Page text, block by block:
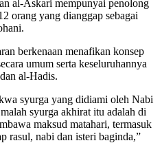
al-Askari mempunyai penolong
orang yang dianggap sebagai
berkenaan menafikan konsep
umum serta keseluruhannya
al-Hadis.
syurga yang didiami oleh Nabi
syurga akhirat itu adalah di
maksud matahari, termasuk
rasul, nabi dan isteri baginda,”